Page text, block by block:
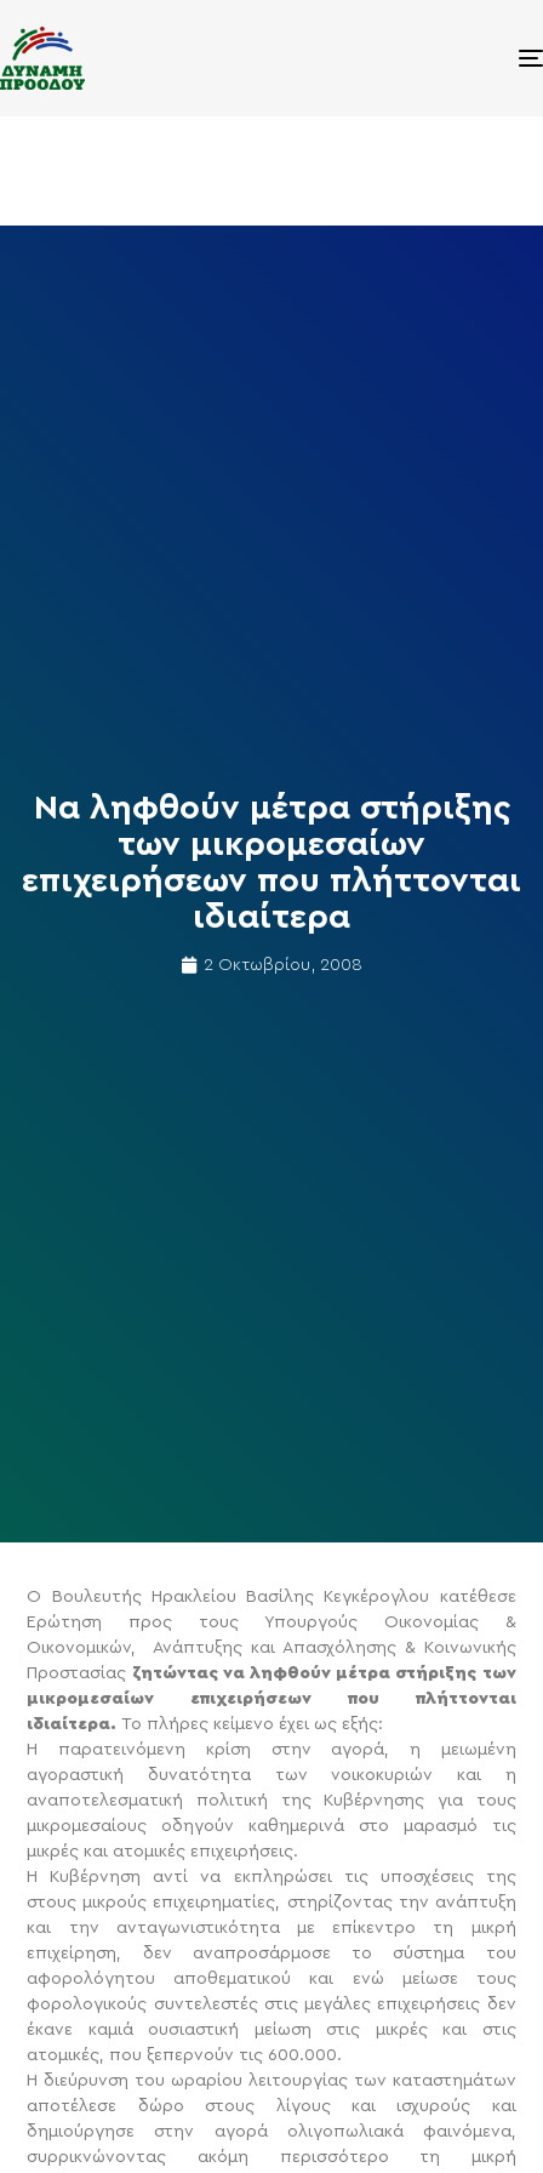
Nα ληφθούν μέτρα στήριξης
των μικρομεσαίων
επιχειρήσεων που πλήττονται
ιδιαίτερα
2 Οκτωβρίου, 2008
Ο Βουλευτής Ηρακλείου Βασίλης Κεγκέρογλου κατέθεσε
Ερώτηση προς τους Υπουργούς Οικονομίας &
Οικονομικών, Ανάπτυξης και Απασχόλησης & Κοινωνικής
Προστασίας ζητώντας να ληφθούν μέτρα στήριξης των
μικρομεσαίων επιχειρήσεων που πλήττονται
ιδιαίτερα.Το πλήρες κείμενο έχει ως εξής:
Η παρατεινόμενη κρίση στην αγορά, η μειωμένη
αγοραστική δυνατότητα των νοικοκυριών και η
αναποτελεσματική πολιτική της Κυβέρνησης για τους
μικρομεσαίους οδηγούν καθημερινά στο μαρασμό τις
μικρές και ατομικές επιχειρήσεις.
Η Κυβέρνηση αντί να εκπληρώσει τις υποσχέσεις της
στους μικρούς επιχειρηματίες, στηρίζοντας την ανάπτυξη
και την ανταγωνιστικότητα με επίκεντρο τη μικρή
επιχείρηση, δεν αναπροσάρμοσε το σύστημα του
αφορολόγητου αποθεματικού και ενώ μείωσε τους
φορολογικούς συντελεστές στις μεγάλες επιχειρήσεις δεν
έκανε καμιά ουσιαστική μείωση στις μικρές και στις
ατομικές, που ξεπερνούν τις 600.000.
Η διεύρυνση του ωραρίου λειτουργίας των καταστημάτων
αποτέλεσε δώρο στους λίγους και ισχυρούς και
δημιούργησε στην αγορά ολιγοπωλιακά φαινόμενα,
συρρικνώνοντας ακόμη περισσότερο τη μικρή